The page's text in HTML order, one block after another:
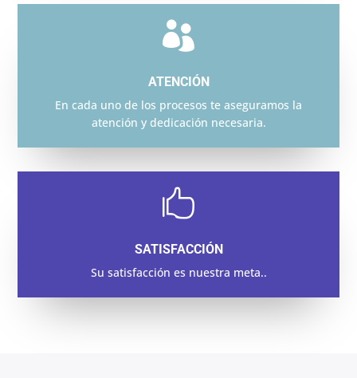

ATENCIÓN
En cada uno de los procesos te aseguramos la
atención y dedicación necesaria.

SATISFACCIÓN
Su satisfacción es nuestra meta..